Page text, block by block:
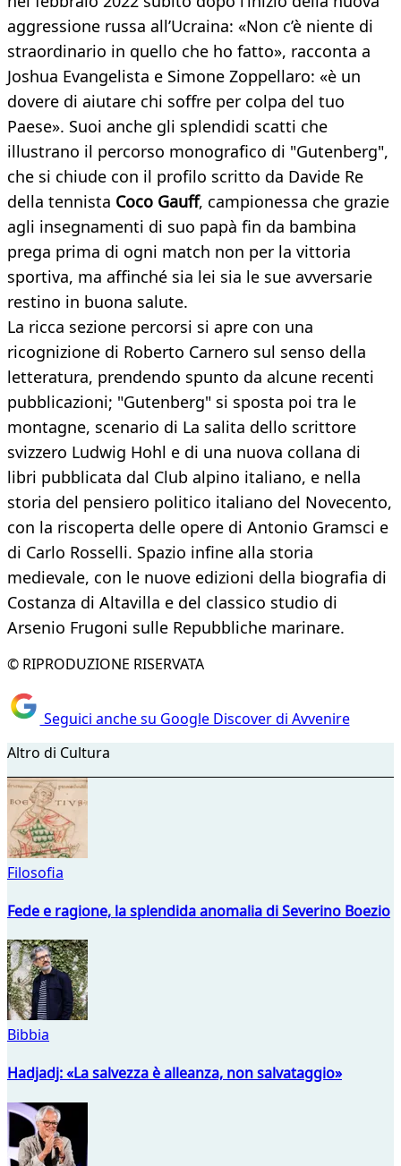
aggressione russa all’Ucraina: «Non c’è niente di
straordinario in quello che ho fatto», racconta a
Joshua Evangelista e Simone Zoppellaro: «è un
dovere di aiutare chi soffre per colpa del tuo
Paese». Suoi anche gli splendidi scatti che
illustrano il percorso monografico di "Gutenberg",
che si chiude con il profilo scritto da Davide Re
della tennista Coco Gauff, campionessa che grazie
agli insegnamenti di suo papà fin da bambina
prega prima di ogni match non per la vittoria
sportiva, ma affinché sia lei sia le sue avversarie
restino in buona salute.
La ricca sezione percorsi si apre con una
ricognizione di Roberto Carnero sul senso della
letteratura, prendendo spunto da alcune recenti
pubblicazioni; "Gutenberg" si sposta poi tra le
montagne, scenario di La salita dello scrittore
svizzero Ludwig Hohl e di una nuova collana di
libri pubblicata dal Club alpino italiano, e nella
storia del pensiero politico italiano del Novecento,
con la riscoperta delle opere di Antonio Gramsci e
di Carlo Rosselli. Spazio infine alla storia
medievale, con le nuove edizioni della biografia di
Costanza di Altavilla e del classico studio di
Arsenio Frugoni sulle Repubbliche marinare.
© RIPRODUZIONE RISERVATA
Seguici anche su Google Discover di Avvenire
Altro di Cultura
Filosofia
Fede e ragione, la splendida anomalia di Severino Boezio
Bibbia
Hadjadj: «La salvezza è alleanza, non salvataggio»